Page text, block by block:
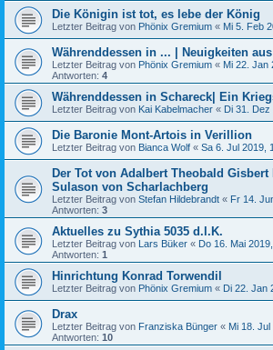
Die Königin ist tot, es lebe der König
Letzter Beitrag von Phönix Gremium « Mi 5. Feb
Währenddessen in ... | Neuigkeiten
Letzter Beitrag von Phönix Gremium « Mi 22. Jan
Antworten: 4
Währenddessen in Schareck| Ein
Letzter Beitrag von Kai Kabelmacher « Di 31. Dez
Die Baronie Mont-Artois in Verillion
Letzter Beitrag von Bianca Wolf « Sa 6. Jul 2019,
Der Tot von Adalbert Theobald
Sulason von Scharlachberg
Letzter Beitrag von Stefan Hildebrandt « Fr 14.
Antworten: 3
Aktuelles zu Sythia 5035 d.l.K.
Letzter Beitrag von Lars Büker « Do 16. Mai
Antworten: 1
Hinrichtung Konrad Torwendil
Letzter Beitrag von Phönix Gremium « Di 22. Jan
Drax
Letzter Beitrag von Franziska Bünger « Mi 18. Jul
Antworten: 10